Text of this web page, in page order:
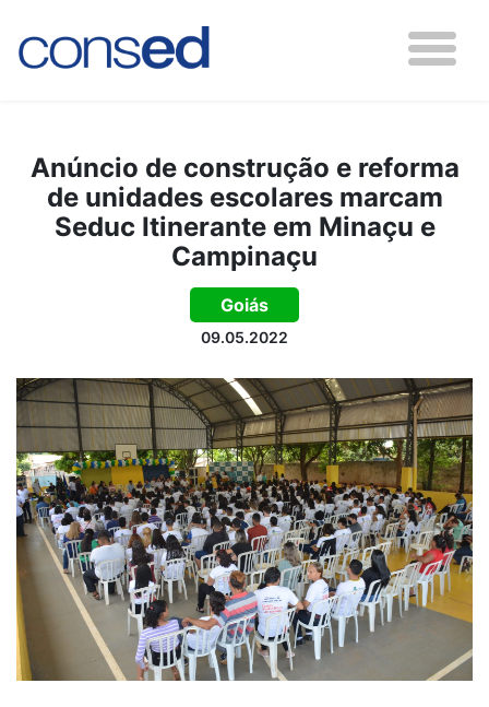
Anúncio de construção e reforma
de unidades escolares marcam
Seduc Itinerante em Minaçu e
Campinaçu
Goiás
09.05.2022